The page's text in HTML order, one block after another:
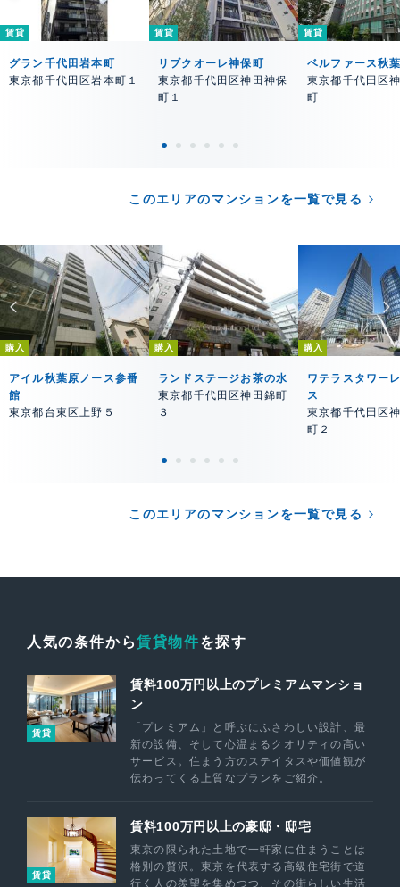
賃貸
グラン千代田岩本町
東京都千代田区岩本町１
賃貸
リブクオーレ神保町
東京都千代田区神田神保
町１
賃貸
ベルファース秋
東京都千代田区
町
このエリアのマンションを一覧で見る
購入
アイル秋葉原ノース参番
館
東京都台東区上野５
購入
ランドステージお茶の水
東京都千代田区神田錦町
３
購入
ワテラスタワー
ス
東京都千代田区
町２
このエリアのマンションを一覧で見る
人気の条件から賃貸物件を探す
賃貸
賃料100万円以上のプレミアムマンショ
ン
「プレミアム」と呼ぶにふさわしい設計、最
新の設備、そして心温まるクオリティの高い
サービス。住まう方のステイタスや価値観が
伝わってくる上質なプランをご紹介。
賃貸
賃料100万円以上の豪邸・邸宅
東京の限られた土地で一軒家に住まうことは
格別の贅沢。東京を代表する高級住宅街で道
行く人の羨望を集めつつ、その街らしい生活